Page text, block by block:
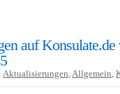
auf
Aktualisierungen,Allgemein,